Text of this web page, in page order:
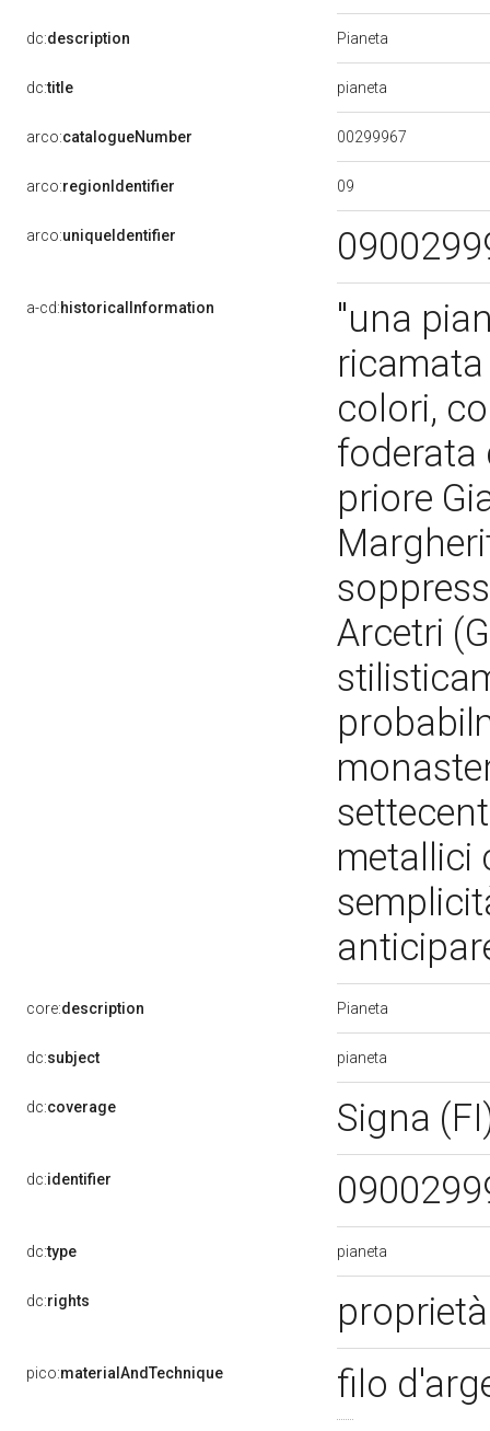
dc:description Pianeta
dc:title pianeta
arco:catalogueNumber 00299967
arco:regionIdentifier 09
arco:uniqueIdentifier
a-cd:historicalInformation
"una
colori,
foderata
priore
Arcetri
metallici
core:description Pianeta
dc:subject pianeta
dc:coverage Signa
dc:identifier
dc:type pianeta
dc:rights
pico:materialAndTechnique
filo